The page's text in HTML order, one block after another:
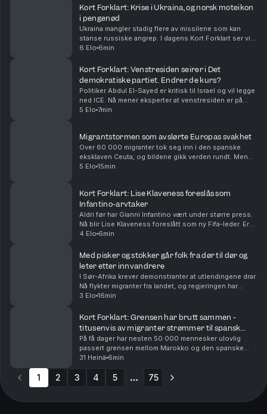
artisten seg t...
Kort Forklart: Krise i Ukraina, og norsk moteikon
i pengenød
Ukraina mangler stadig flere av missilene som kan
stanse russiske angrep. I dagens Kort Forklart ser vi
på hvorfor det skjer – og hvilke konsekvenser det kan
6 Elo 6min
Kort Forklart: Venstresiden seirer i Det
demokratiske partiet. Endrer de kurs?
Politiker Abdul El-Sayed er kritisk til Israel og vil legge
ned ICE. Nå mener eksperter at venstresiden er på
fremmarsj i Det demokratiske partiet i USA. Vi
5 Elo 7min
Migrantstormen som avslørte Europas svakhet
Over 60 000 migranter tok seg inn i den spanske
eksklaven Ceuta, og bildene gikk verden rundt. Men
den virale fortellingen om hva som skjedde kan bli
5 Elo 15min
Kort Forklart: Lise Klaveness foreslås som
Infantino-arvtaker
Aldri før har Gianni Infantino vært under større press.
Nå blir Lise Klaveness foreslått som ny Fifa-leder. Er
det realistisk? Vi oppsummerer nyhetene for deg, i
4 Elo 6min
Med pisker og stokker går folk fra dør til dør og
leter etter innvandrere
I Sør-Afrika krever demonstranter at utlendingene drar.
Nå flykter migranter fra landet, og regjeringen har
deportert over 50 000. Både folk i gatene og
3 Elo 16min
Kort Forklart: Grensen har brutt sammen -
titusenvis av migranter strømmer til spansk
eksklave
På få dager har nesten 50 000 mennesker ulovlig
passert grensen mellom Marokko og den spanske
eksklaven Ceuta. Mange har tatt sjøveien med
baderinger og armringer, mens noen har hoppet over
gjerder. N...
31 Heinä 6min
1 2 3 4 5 75